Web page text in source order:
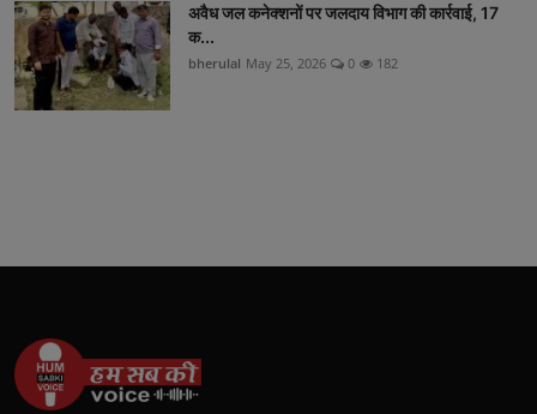
अवैध जल कनेक्शनों पर जलदाय विभाग की कार्रवाई, 17
क...
bherulal May 25, 2026 0 182